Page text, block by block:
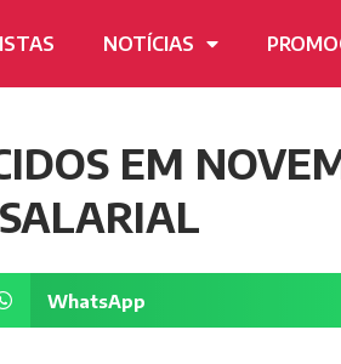
NOTÍCIAS
EM
WhatsApp